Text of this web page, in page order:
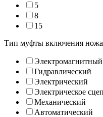
5
8
15
Тип муфты включения ножа
Электромагнитный
Гидравлический
Электрический
Электрическое
Механический
Автоматический